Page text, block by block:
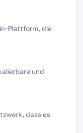
Plattform, die
und
dass es